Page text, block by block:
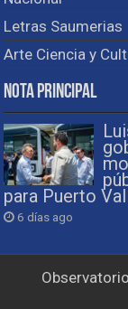
Letras Saumerias
Arte Ciencia y
Nota Principal
para Puerto
6 días ago